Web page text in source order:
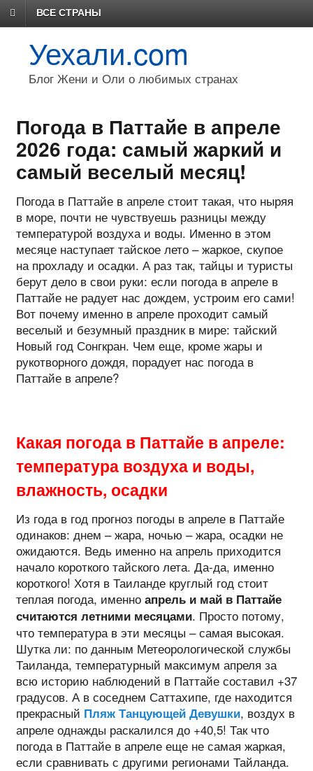
ВСЕ СТРАНЫ
Уехали.com
Блог Жени и Оли о любимых странах
Погода в Паттайе в апреле
2026 года: самый жаркий и
самый веселый месяц!
Погода в Паттайе в апреле стоит такая, что ныряя
в море, почти не чувствуешь разницы между
температурой воздуха и воды. Именно в этом
месяце наступает тайское лето – жаркое, скупое
на прохладу и осадки. А раз так, тайцы и туристы
берут дело в свои руки: если погода в апреле в
Паттайе не радует нас дождем, устроим его сами!
Вот почему именно в апреле проходит самый
веселый и безумный праздник в мире: тайский
Новый год Сонгкран. Чем еще, кроме жары и
рукотворного дождя, порадует нас погода в
Паттайе в апреле?
Какая погода в Паттайе в апреле:
температура воздуха и воды,
влажность, осадки
Из года в год прогноз погоды в апреле в Паттайе
одинаков: днем – жара, ночью – жара, осадки не
ожидаются. Ведь именно на апрель приходится
начало короткого тайского лета. Да-да, именно
короткого! Хотя в Таиланде круглый год стоит
теплая погода, именно апрель и май в Паттайе
считаются летними месяцами. Просто потому,
что температура в эти месяцы – самая высокая.
Шутка ли: по данным Метеорологической службы
Таиланда, температурный максимум апреля за
всю историю наблюдений в Паттайе составил +37
градусов. А в соседнем Саттахипе, где находится
прекрасный Пляж Танцующей Девушки, воздух в
апреле однажды раскалился до +40,5! Так что
погода в Паттайе в апреле еще не самая жаркая,
если сравнивать с другими регионами Тайланда.